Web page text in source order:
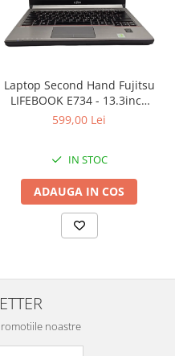
Laptop Second Hand Fujitsu
LIFEBOOK E734 - 13.3inch
Intel I5-4310M 8GB RAM
599,00 Lei
IN STOC
ADAUGA IN COS
noastre